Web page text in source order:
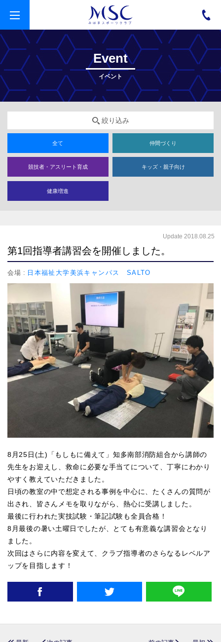
t
o
g
e
v
t
Event
イベント
絞り込み
全て 仲間づくり
競技者・アスリート育成 キッズ・親子向け
健康増進
第1回指導者講習会を開催しました。
Update 2018.08.25
会場 日本福祉大学美浜キャンパス SALTO
8月25日(土)「もしもに備えて」知多南部消防組合から講師の
先生をお迎えし、救命に必要な手当てについて、丁寧にわかり
やすく教えていただきました。
日頃の教室の中で想定される事例を中心に、たくさんの質問が
出され、皆さんメモを取りながら、熱心に受講しました。
最後に行われた実技試験・筆記試験も全員合格！
8月最後の暑い土曜日でしたが、とても有意義な講習会となり
ました。
次回はさらに内容を変えて、クラブ指導者のさらなるレベルア
ップを目指します！